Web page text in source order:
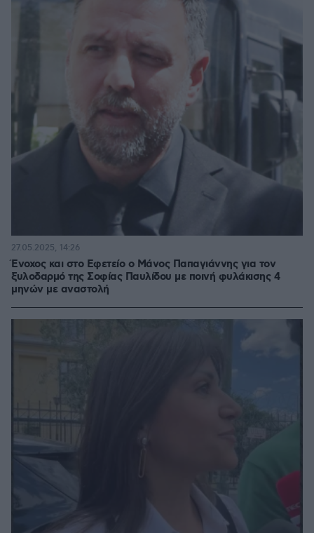
Ένοχος και στο Εφετείο ο Μάνος Παπαγιάννης για τον
ξυλοδαρμό της Σοφίας Παυλίδου με ποινή φυλάκισης 4
μηνών με αναστολή
27.05.2025, 14:26